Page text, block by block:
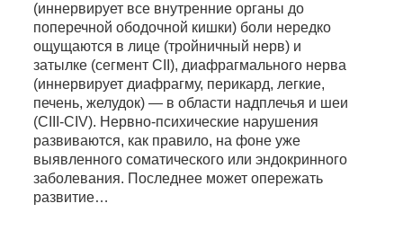
(иннервирует все внутренние органы до
поперечной ободочной кишки) боли нередко
ощущаются в лице (тройничный нерв) и
затылке (сегмент СII), диафрагмального нерва
(иннервирует диафрагму, перикард, легкие,
печень, желудок) — в области надплечья и шеи
(CIII-CIV). Нервно-психические нарушения
развиваются, как правило, на фоне уже
выявленного соматического или эндокринного
заболевания. Последнее может опережать
развитие…